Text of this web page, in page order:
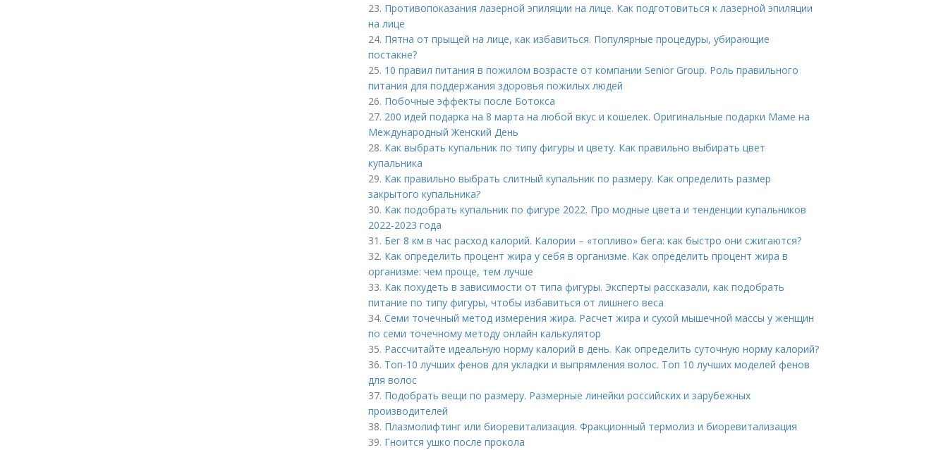
23. Противопоказания лазерной эпиляции на лице. Как подготовиться к лазерной эпиляции
на лице
24. Пятна от прыщей на лице, как избавиться. Популярные процедуры, убирающие
постакне?
25. 10 правил питания в пожилом возрасте от компании Senior Group. Роль правильного
питания для поддержания здоровья пожилых людей
26. Побочные эффекты после Ботокса
27. 200 идей подарка на 8 марта на любой вкус и кошелек. Оригинальные подарки Маме на
Международный Женский День
28. Как выбрать купальник по типу фигуры и цвету. Как правильно выбирать цвет
купальника
29. Как правильно выбрать слитный купальник по размеру. Как определить размер
закрытого купальника?
30. Как подобрать купальник по фигуре 2022. Про модные цвета и тенденции купальников
2022-2023 года
31. Бег 8 км в час расход калорий. Калории – «топливо» бега: как быстро они сжигаются?
32. Как определить процент жира у себя в организме. Как определить процент жира в
организме: чем проще, тем лучше
33. Как похудеть в зависимости от типа фигуры. Эксперты рассказали, как подобрать
питание по типу фигуры, чтобы избавиться от лишнего веса
34. Семи точечный метод измерения жира. Расчет жира и сухой мышечной массы у женщин
по семи точечному методу онлайн калькулятор
35. Рассчитайте идеальную норму калорий в день. Как определить суточную норму калорий?
36. Топ-10 лучших фенов для укладки и выпрямления волос. Топ 10 лучших моделей фенов
для волос
37. Подобрать вещи по размеру. Размерные линейки российских и зарубежных
производителей
38. Плазмолифтинг или биоревитализация. Фракционный термолиз и биоревитализация
39. Гноится ушко после прокола